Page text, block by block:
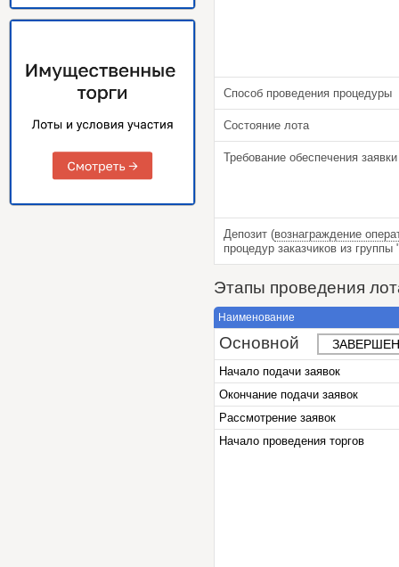
Способ проведения процедуры
Состояние лота
Требование обеспечения
Депозит (вознаграждение
процедур заказчиков из
Этапы проведения
Наименование
Основной
Начало подачи заявок
Окончание подачи заявок
Рассмотрение заявок
Начало проведения торгов